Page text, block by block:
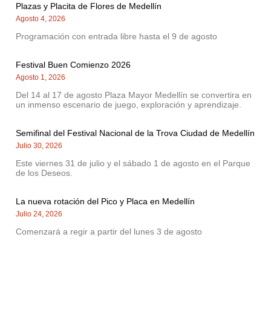
Plazas y Placita de Flores de Medellín
Agosto 4, 2026
Programación con entrada libre hasta el 9 de agosto
Festival Buen Comienzo 2026
Agosto 1, 2026
Del 14 al 17 de agosto Plaza Mayor Medellín se convertira en
un inmenso escenario de juego, exploración y aprendizaje.
Semifinal del Festival Nacional de la Trova Ciudad de Medellín
Julio 30, 2026
Este viernes 31 de julio y el sábado 1 de agosto en el Parque
de los Deseos.
La nueva rotación del Pico y Placa en Medellín
Julio 24, 2026
Comenzará a regir a partir del lunes 3 de agosto